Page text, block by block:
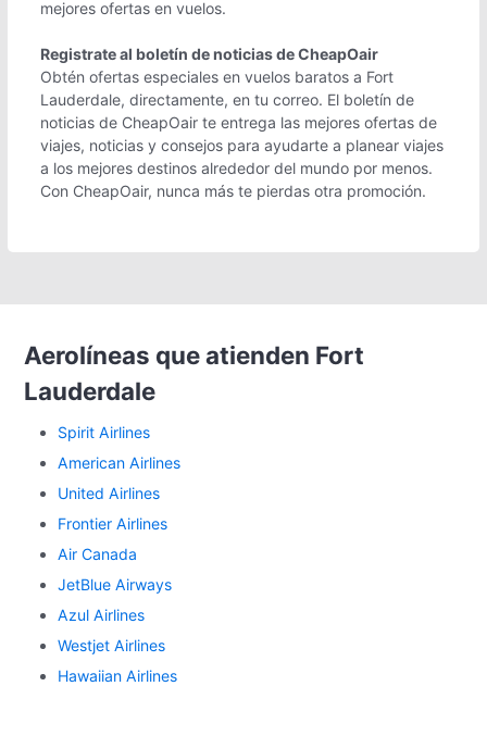
mejores ofertas en vuelos.
Registrate al boletín de noticias de CheapOair
Obtén ofertas especiales en vuelos baratos a Fort
Lauderdale, directamente, en tu correo. El boletín de
noticias de CheapOair te entrega las mejores ofertas de
viajes, noticias y consejos para ayudarte a planear viajes
a los mejores destinos alrededor del mundo por menos.
Con CheapOair, nunca más te pierdas otra promoción.
Aerolíneas que atienden Fort
Lauderdale
Spirit Airlines
American Airlines
United Airlines
Frontier Airlines
Air Canada
JetBlue Airways
Azul Airlines
Westjet Airlines
Hawaiian Airlines